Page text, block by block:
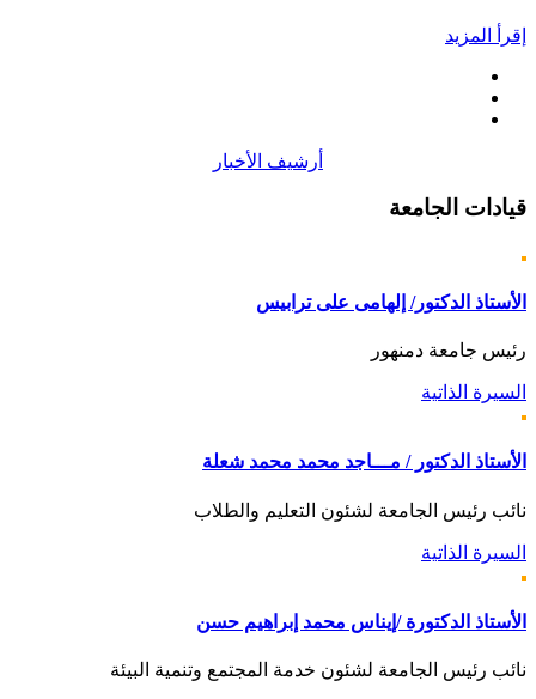
إقرأ المزيد
أرشيف الأخبار
قيادات الجامعة
الأستاذ الدكتور/ إلهامى على ترابيس
رئيس جامعة دمنهور
السيرة الذاتية
الأستاذ الدكتور / مـــاجد محمد محمد شعلة
نائب رئيس الجامعة لشئون التعليم والطلاب
السيرة الذاتية
الأستاذ الدكتورة /إيناس محمد إبراهيم حسن
نائب رئيس الجامعة لشئون خدمة المجتمع وتنمية البيئة